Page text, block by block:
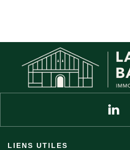
LIENS UTILES